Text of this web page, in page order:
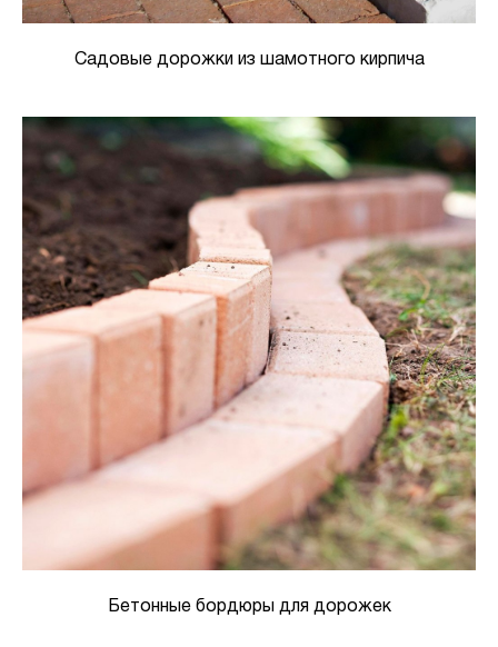
Садовые дорожки из шамотного кирпича
Бетонные бордюры для дорожек